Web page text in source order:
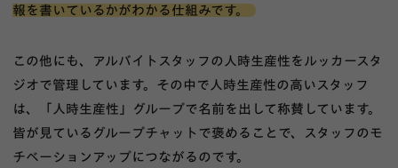
報を書いているかがわかる仕組みです。
この他にも、アルバイトスタッフの人時生産性をルッカースタ
ジオで管理しています。その中で人時生産性の高いスタッフ
は、「人時生産性」グループで名前を出して称賛しています。
皆が見ているグループチャットで褒めることで、スタッフのモ
チベーションアップにつながるのです。